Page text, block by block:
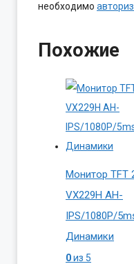
необходимо
Похожие
Монитор TFT
VX229H AH-
IPS/1080P/
Динамики
0из 5